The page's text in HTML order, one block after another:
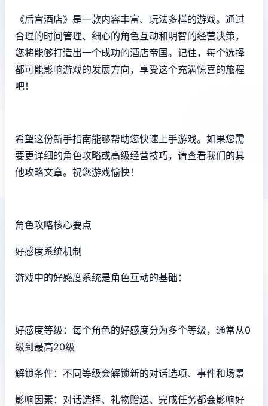
《后宫酒店》是一款内容丰富、玩法多样的游戏。通过
合理的时间管理、细心的角色互动和明智的经营决策，
您将能够打造出一个成功的酒店帝国。记住，每个选择
都可能影响游戏的发展方向，享受这个充满惊喜的旅程
吧！
希望这份新手指南能够帮助您快速上手游戏。如果您需
要更详细的角色攻略或高级经营技巧，请查看我们的其
他攻略文章。祝您游戏愉快！
角色攻略核心要点
好感度系统机制
游戏中的好感度系统是角色互动的基础：
好感度等级：每个角色的好感度分为多个等级，通常从0
级到最高20级
解锁条件：不同等级会解锁新的对话选项、事件和场景
影响因素：对话选择、礼物赠送、完成任务都会影响好